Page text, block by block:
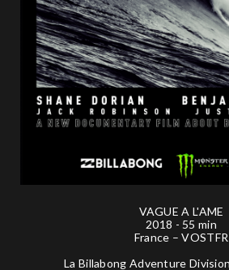
VAGUE A L'AME
2018 - 55 min
France – VOSTFR
La Billabong Adventure